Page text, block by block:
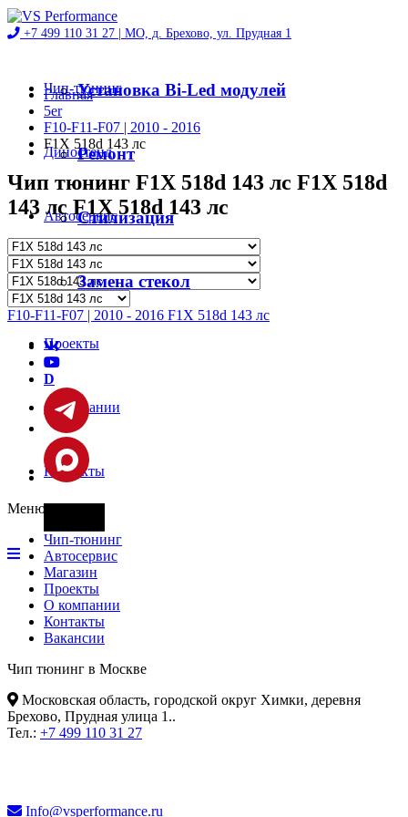
+7 499 110 31 27 | МО, д. Брехово, ул. Прудная 1
Чип-тюнинг
Диностенд
Автосервис
Магазин
Проекты
О компании
Контакты
Установка Bi-Led модулей
Ремонт
Стилизация
Замена стекол
Главная
5er
F10-F11-F07 | 2010 - 2016
F1X 518d 143 лс
Чип тюнинг F1X 518d 143 лс F1X 518d
143 лс F1X 518d 143 лс
F10-F11-F07 | 2010 - 2016 F1X 518d 143 лс
D
Меню
Чип-тюнинг
Автосервис
Магазин
Проекты
О компании
Контакты
Вакансии
Чип тюнинг в Москве
Московская область, городской округ Химки, деревня
Брехово, Прудная улица 1..
Тел.: +7 499 110 31 27
Info@vsperformance.ru